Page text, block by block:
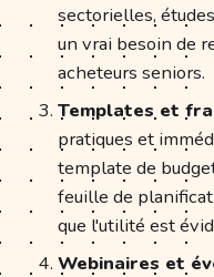
sectorielles,
un vrai besoin de
acheteurs seniors.
Templates et
pratiques et
template de
feuille de
que l'utilité est
Webinaires et